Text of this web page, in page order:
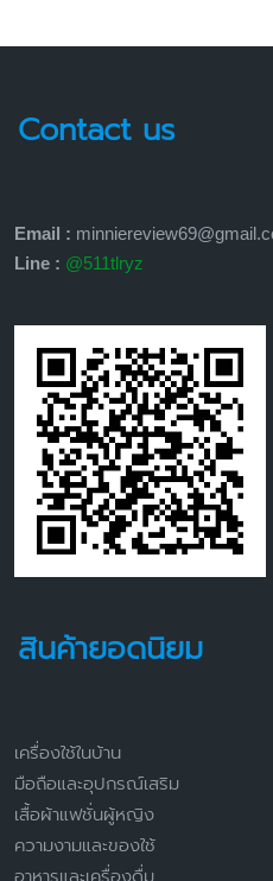
Contact us
Email :
Line : @511tlryz
สินค้ายอดนิยม
เครื่องใช้ในบ้าน
มือถือและอุปกรณ์เสริม
เสื้อผ้าแฟชั่นผู้หญิง
ความงามและของใช้
อาหารและเครื่องดื่ม